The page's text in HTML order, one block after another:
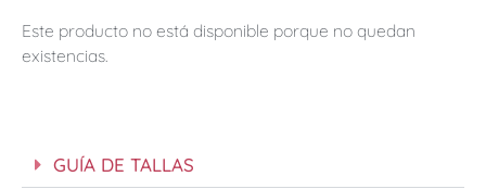
Este producto no está disponible porque no quedan
existencias.
GUÍA DE TALLAS